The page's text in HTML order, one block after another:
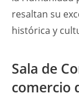
resaltan su
histórica y
Sala de
comercio